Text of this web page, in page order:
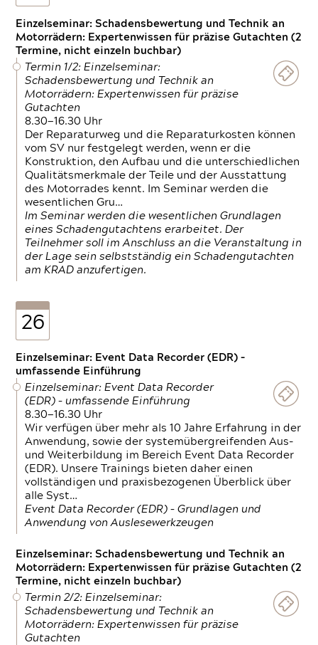
Einzelseminar: Schadensbewertung und Technik an
Motorrädern: Expertenwissen für präzise Gutachten (2
Termine, nicht einzeln buchbar)
Termin 1/2: Einzelseminar:
Schadensbewertung und Technik an
Motorrädern: Expertenwissen für präzise
Gutachten
8.30—16.30 Uhr
Der Reparaturweg und die Reparaturkosten können
vom SV nur festgelegt werden, wenn er die
Konstruktion, den Aufbau und die unterschiedlichen
Qualitätsmerkmale der Teile und der Ausstattung
des Motorrades kennt. Im Seminar werden die
wesentlichen Gru…
Im Seminar werden die wesentlichen Grundlagen
eines Schadengutachtens erarbeitet. Der
Teilnehmer soll im Anschluss an die Veranstaltung in
der Lage sein selbstständig ein Schadengutachten
am KRAD anzufertigen.
26
Einzelseminar: Event Data Recorder (EDR) –
umfassende Einführung
Einzelseminar: Event Data Recorder
(EDR) – umfassende Einführung
8.30—16.30 Uhr
Wir verfügen über mehr als 10 Jahre Erfahrung in der
Anwendung, sowie der systemübergreifenden Aus-
und Weiterbildung im Bereich Event Data Recorder
(EDR). Unsere Trainings bieten daher einen
vollständigen und praxisbezogenen Überblick über
alle Syst…
Event Data Recorder (EDR) – Grundlagen und
Anwendung von Auslesewerkzeugen
Einzelseminar: Schadensbewertung und Technik an
Motorrädern: Expertenwissen für präzise Gutachten (2
Termine, nicht einzeln buchbar)
Termin 2/2: Einzelseminar:
Schadensbewertung und Technik an
Motorrädern: Expertenwissen für präzise
Gutachten